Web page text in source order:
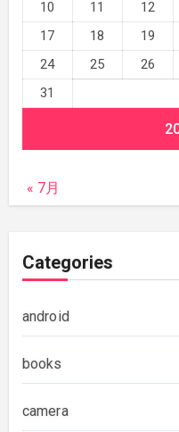
10
11 12
17
18 19
24
25 26
31
« 7月
Categories
android
books
camera